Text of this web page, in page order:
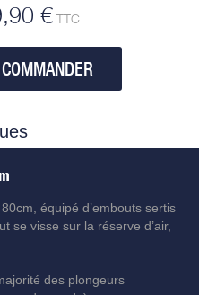
€ TTC
COMMANDER
équipé d’embouts sertis
se visse sur la réserve d’air,
des plongeurs